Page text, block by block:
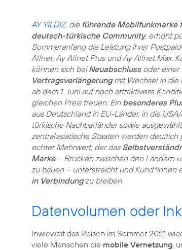
AY YILDIZ, die führende Mobilfunkmarke
deutsch-türkische Community, erhöht
Sommeranfang die Leistung ihrer
Allnet, Ay Allnet Plus und Ay Allnet Max.
können sich beiNeuabschlussoder einer
Vertragsverlängerungmit Wechsel in die
ab dem 1. Juni auf noch attraktivere
gleichen Preis freuen. Ein besonderes
aus Deutschland in EU-Länder, in die USA/
türkische Nachbarländer sowie
zentralasiatische Staaten werden deutlich
echter Mehrwert, der das
Marke– Brücken zwischen den Ländern
zu bauen – unterstreicht und
in Verbindungzu bleiben.
Datenvolumen oder
Inwieweit das Reisen im Sommer 2021
viele Menschen die mobile Vernetzung,